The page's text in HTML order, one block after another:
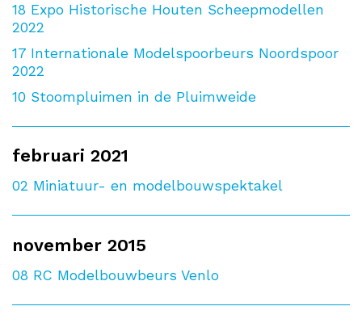
18 Expo Historische Houten Scheepmodellen
2022
17 Internationale Modelspoorbeurs Noordspoor
2022
10 Stoompluimen in de Pluimweide
februari 2021
02 Miniatuur- en modelbouwspektakel
november 2015
08 RC Modelbouwbeurs Venlo